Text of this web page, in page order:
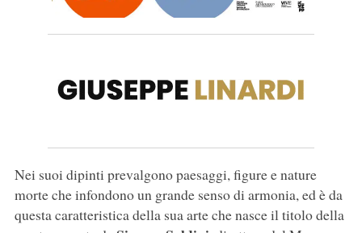
Nei suoi dipinti prevalgono paesaggi, figure e nature
morte che infondono un grande senso di armonia, ed è da
questa caratteristica della sua arte che nasce il titolo della